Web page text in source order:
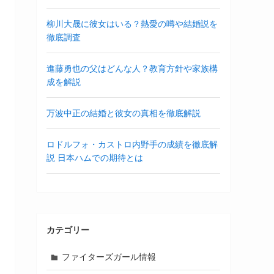
柳川大晟に彼女はいる？熱愛の噂や結婚説を
徹底調査
進藤勇也の父はどんな人？教育方針や家族構
成を解説
万波中正の結婚と彼女の真相を徹底解説
ロドルフォ・カストロ内野手の成績を徹底解
説 日本ハムでの期待とは
カテゴリー
ファイターズガール情報